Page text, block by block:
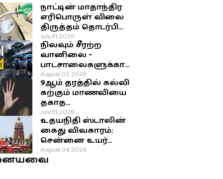
நாட்டின் மாதாந்திர
எரிபொருள் விலை
திருத்தம் தொடர்பில்
இன்று
வெளியாகவுள்ள
அறிவிப்பு!
July 31, 2026
நிலவும் சீரற்ற
வானிலை –
பாடசாலைகளுக்கா
ன விடுமுறை
தொடர்பில்
வௌியான தகவல்!
August 03, 2026
9ஆம் தரத்தில் கல்வி
கற்கும் மாணவியை
தகாத
செயற்பாட்டுக்கு
உட்படுத்திய சக
மாணவர்கள்!
July 31, 2026
உதயநிதி ஸ்டாலின்
கைது விவகாரம்:
சென்னை உயர்
நீதிமன்றம்
பிறப்பித்த அதிரடி
August 04, 2026